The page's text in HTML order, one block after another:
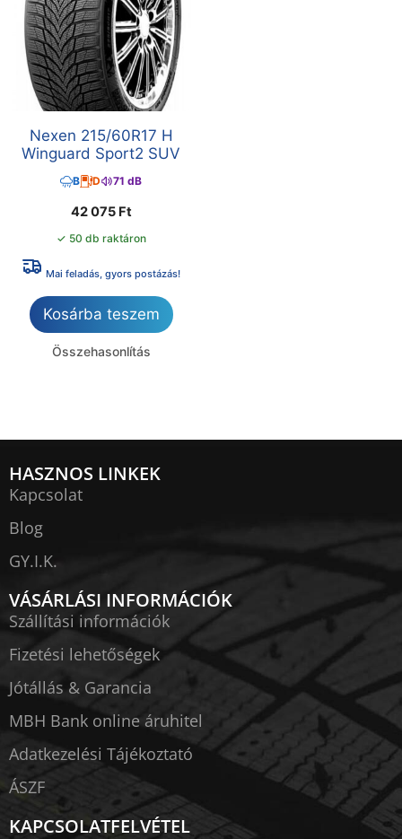
Nexen 215/60R17 H
Winguard Sport2 SUV
B D 71 dB
42 075 Ft
✓ 50 db raktáron
Mai feladás, gyors postázás!
Kosárba teszem
Összehasonlítás
HASZNOS LINKEK
Kapcsolat
Blog
GY.I.K.
VÁSÁRLÁSI INFORMÁCIÓK
Szállítási információk
Fizetési lehetőségek
Jótállás & Garancia
MBH Bank online áruhitel
Adatkezelési Tájékoztató
ÁSZF
KAPCSOLATFELVÉTEL